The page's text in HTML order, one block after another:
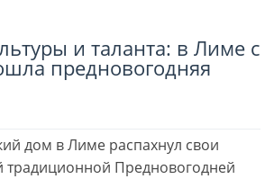
Читать далееи таланта: в Лиме с
предновогодняя
дом в Лиме распахнул свои
традиционной Предновогодней